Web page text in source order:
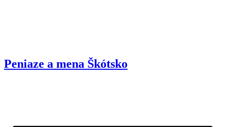
Peniaze a mena Škótsko